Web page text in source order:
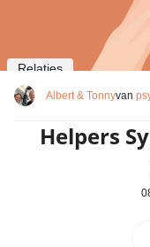
Relaties
Albert & Tonnyvan
Helpers